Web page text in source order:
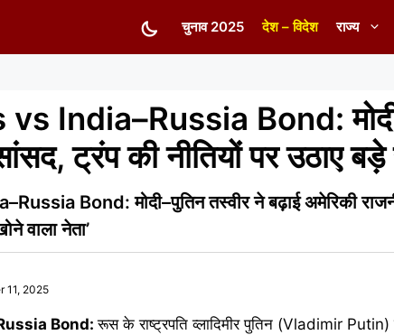
चुनाव 2025 देश – विदेश राज्य
India–Russia Bond:
ट्रंप की नीतियों पर उठाए
Bond: मोदी–पुतिन तस्वीर ने बढ़ाई अमेरिकी
वाला नेता’
11, 2025
Bond:रूस के राष्ट्रपति व्लादिमीर पुतिन (Vladimir Putin)